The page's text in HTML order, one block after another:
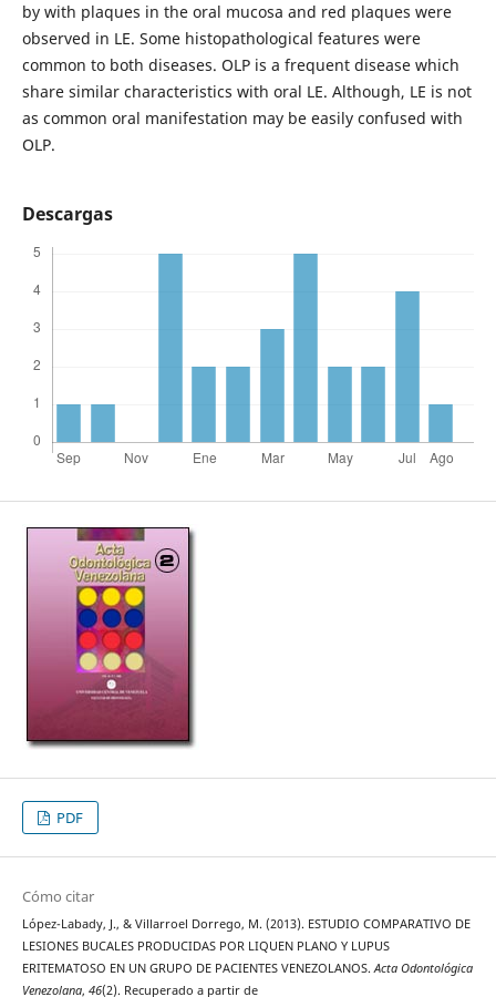
by with plaques in the oral mucosa and red plaques were
observed in LE. Some histopathological features were
common to both diseases. OLP is a frequent disease which
share similar characteristics with oral LE. Although, LE is not
as common oral manifestation may be easily confused with
OLP.
Descargas
PDF
Cómo citar
López-Labady, J., & Villarroel Dorrego, M. (2013). ESTUDIO COMPARATIVO DE
LESIONES BUCALES PRODUCIDAS POR LIQUEN PLANO Y LUPUS
ERITEMATOSO EN UN GRUPO DE PACIENTES VENEZOLANOS.Acta Odontológica
Venezolana, 46(2). Recuperado a partir de